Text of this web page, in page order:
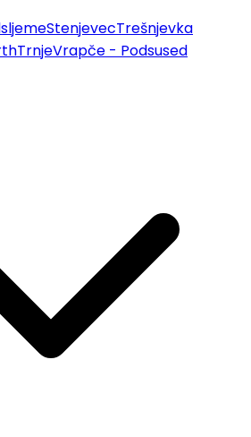
StenjevecTrešnjevka
TrnjeVrapče - Podsused